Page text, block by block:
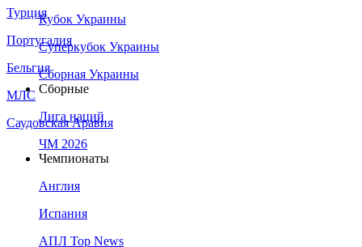
Турция
Португалия
Бельгия
МЛС
Саудовская Аравия
Кубок Украины
Суперкубок Украины
Сборная Украины
Сборные
Лига наций
ЧМ 2026
Чемпионаты
Англия
Испания
АПЛ Top News